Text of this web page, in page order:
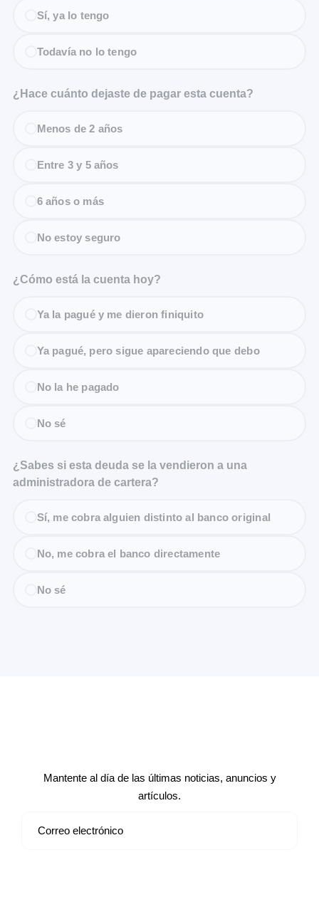
Sí, ya lo tengo
Todavía no lo tengo
¿Hace cuánto dejaste de pagar esta cuenta?
Menos de 2 años
Entre 3 y 5 años
6 años o más
No estoy seguro
¿Cómo está la cuenta hoy?
Ya la pagué y me dieron finiquito
Ya pagué, pero sigue apareciendo que debo
No la he pagado
No sé
¿Sabes si esta deuda se la vendieron a una
administradora de cartera?
Sí, me cobra alguien distinto al banco original
No, me cobra el banco directamente
No sé
Mantente al día de las últimas noticias, anuncios y
artículos.